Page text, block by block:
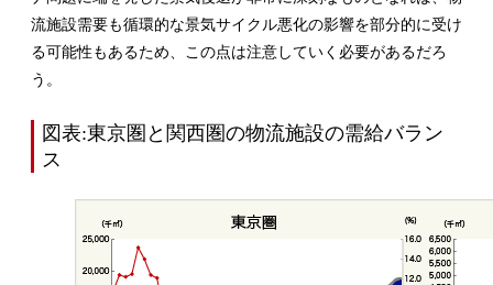
流施設需要も循環的な景気サイクル悪化の影響を部分的に受け
る可能性もあるため、この点は注意していく必要があるだろ
う。
図表:東京圏と関西圏の物流施設の需給バラン
ス